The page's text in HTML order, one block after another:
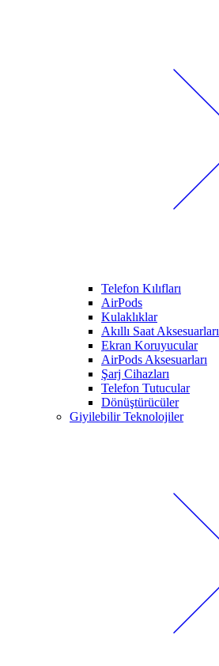
Telefon Kılıfları
AirPods
Kulaklıklar
Akıllı Saat Aksesuarları
Ekran Koruyucular
AirPods Aksesuarları
Şarj Cihazları
Telefon Tutucular
Dönüştürücüler
Giyilebilir Teknolojiler